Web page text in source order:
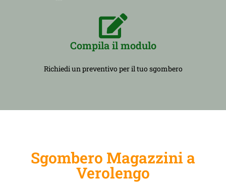
Compila il modulo
Richiedi un preventivo per il tuo sgombero
Sgombero Magazzini a
Verolengo